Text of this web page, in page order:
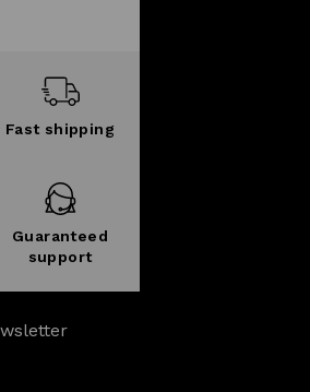
Fast shipping
Guaranteed
support